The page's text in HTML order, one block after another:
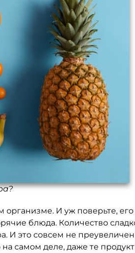
организме. И уж поверьте,
блюда. Количество
И это совсем не
на самом деле, даже те